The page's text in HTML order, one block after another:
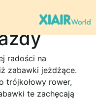
radości na
zabawki jeżdżące.
trójkołowy rower,
te zachęcają